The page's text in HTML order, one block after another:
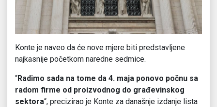
Konte je naveo da će nove mjere biti predstavljene
najkasnije početkom naredne sedmice.
“Radimo sada na tome da 4. maja ponovo počnu sa
radom firme od proizvodnog do građevinskog
sektora“, precizirao je Konte za današnje izdanje lista